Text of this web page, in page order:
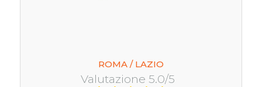
ROMA / LAZIO
Valutazione 5.0/5